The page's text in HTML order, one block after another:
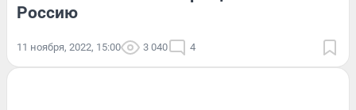
Россию
11 ноября, 2022, 15:00 3 040 4